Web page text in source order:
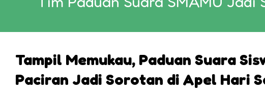
Tampil Memukau, Paduan Suara
Paciran Jadi Sorotan di Apel Hari